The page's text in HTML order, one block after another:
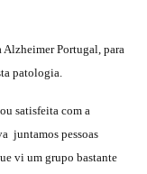
Alzheimer Portugal, para
patologia.
satisfeita com a
juntamos pessoas
vi um grupo bastante